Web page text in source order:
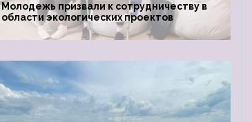
Молодежь призвали к сотрудничеству в
области экологических проектов